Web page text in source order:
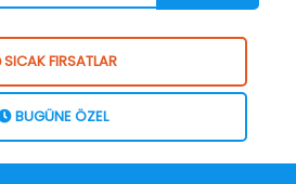
SICAK FIRSATLAR
BUGÜNE ÖZEL